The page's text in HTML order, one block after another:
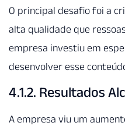
O principal desafio foi a
alta qualidade que
empresa investiu em
desenvolver esse
4.1.2. Resultados
A empresa viu um